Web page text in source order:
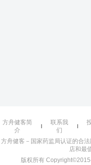
方舟健客简
介
联系我
们
方舟健客－国家药监局认证的合
店和最
版权所有